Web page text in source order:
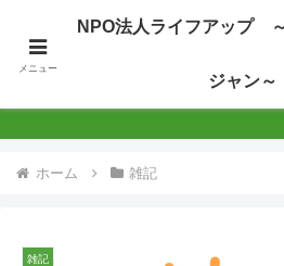
NPO法人ライフアップ ～
～
ホーム 雑記
雑記
メニュー
NPO法人ライフアップ
ジャン～